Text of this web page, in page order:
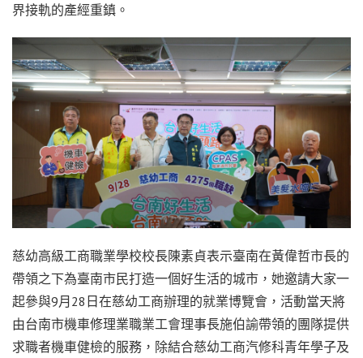
界接軌的產經重鎮。
慈幼高級工商職業學校校長陳素貞表示臺南在黃偉哲市長的
帶領之下為臺南市民打造一個好生活的城市，她邀請大家一
起參與9月28日在慈幼工商辦理的就業博覽會，活動當天將
由台南市機車修理業職業工會理事長施伯諭帶領的團隊提供
求職者機車健檢的服務，除結合慈幼工商汽修科青年學子及